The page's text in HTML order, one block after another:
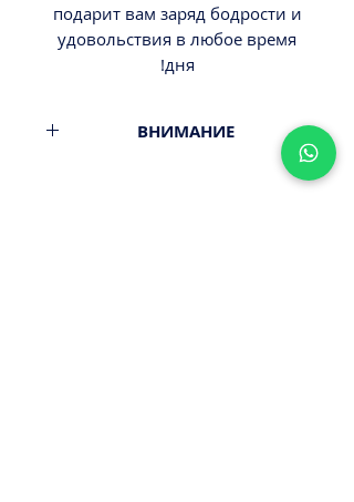
подарит вам заряд бодрости и
удовольствия в любое время
дня!
ВНИМАНИЕ